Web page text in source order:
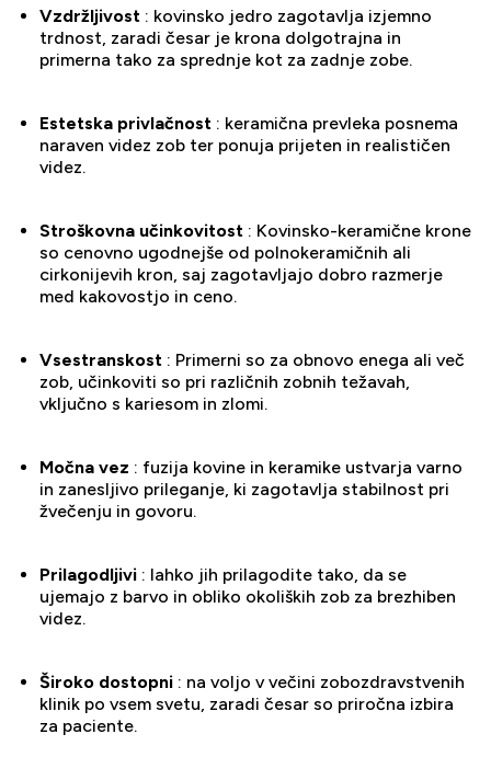
Vzdržljivost : kovinsko jedro zagotavlja izjemno
trdnost, zaradi česar je krona dolgotrajna in
primerna tako za sprednje kot za zadnje zobe.
Estetska privlačnost : keramična prevleka posnema
naraven videz zob ter ponuja prijeten in realističen
videz.
Stroškovna učinkovitost : Kovinsko-keramične krone
so cenovno ugodnejše od polnokeramičnih ali
cirkonijevih kron, saj zagotavljajo dobro razmerje
med kakovostjo in ceno.
Vsestranskost : Primerni so za obnovo enega ali več
zob, učinkoviti so pri različnih zobnih težavah,
vključno s kariesom in zlomi.
Močna vez : fuzija kovine in keramike ustvarja varno
in zanesljivo prileganje, ki zagotavlja stabilnost pri
žvečenju in govoru.
Prilagodljivi : lahko jih prilagodite tako, da se
ujemajo z barvo in obliko okoliških zob za brezhiben
videz.
Široko dostopni : na voljo v večini zobozdravstvenih
klinik po vsem svetu, zaradi česar so priročna izbira
za paciente.